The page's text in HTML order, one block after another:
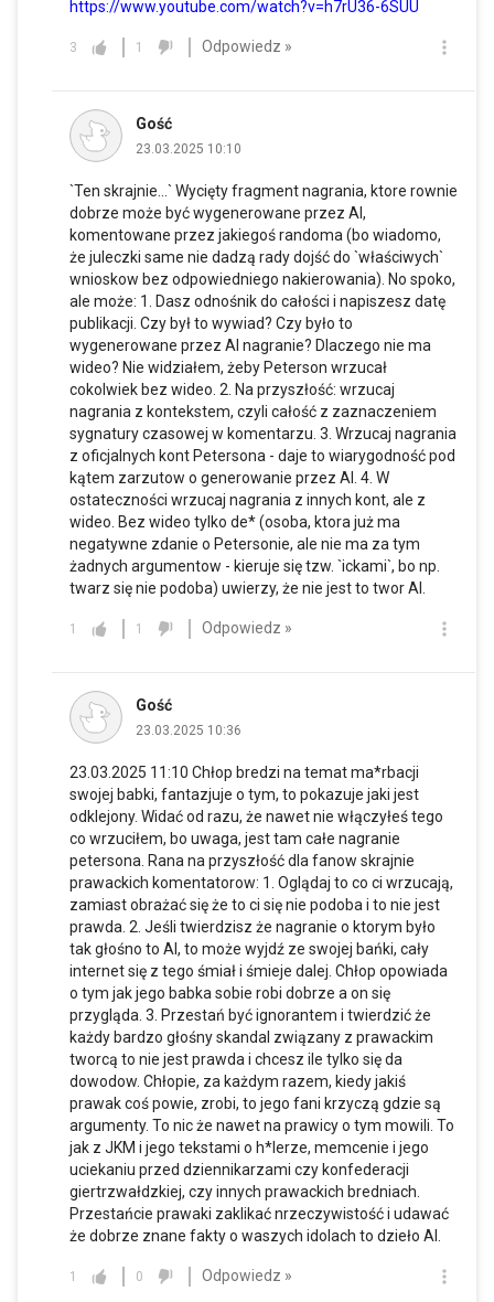
https://www.youtube.com/watch?v=h7rU36-6SUU
3 1 Odpowiedz »
Gość
23.03.2025 10:10
`Ten skrajnie...` Wycięty fragment nagrania, ktore rownie
dobrze może być wygenerowane przez AI,
komentowane przez jakiegoś randoma (bo wiadomo,
że juleczki same nie dadzą rady dojść do `właściwych`
wnioskow bez odpowiedniego nakierowania). No spoko,
ale może: 1. Dasz odnośnik do całości i napiszesz datę
publikacji. Czy był to wywiad? Czy było to
wygenerowane przez AI nagranie? Dlaczego nie ma
wideo? Nie widziałem, żeby Peterson wrzucał
cokolwiek bez wideo. 2. Na przyszłość: wrzucaj
nagrania z kontekstem, czyli całość z zaznaczeniem
sygnatury czasowej w komentarzu. 3. Wrzucaj nagrania
z oficjalnych kont Petersona - daje to wiarygodność pod
kątem zarzutow o generowanie przez AI. 4. W
ostateczności wrzucaj nagrania z innych kont, ale z
wideo. Bez wideo tylko de* (osoba, ktora już ma
negatywne zdanie o Petersonie, ale nie ma za tym
żadnych argumentow - kieruje się tzw. `ickami`, bo np.
twarz się nie podoba) uwierzy, że nie jest to twor AI.
1 1 Odpowiedz »
Gość
23.03.2025 10:36
23.03.2025 11:10 Chłop bredzi na temat ma*rbacji
swojej babki, fantazjuje o tym, to pokazuje jaki jest
odklejony. Widać od razu, że nawet nie włączyłeś tego
co wrzuciłem, bo uwaga, jest tam całe nagranie
petersona. Rana na przyszłość dla fanow skrajnie
prawackich komentatorow: 1. Oglądaj to co ci wrzucają,
zamiast obrażać się że to ci się nie podoba i to nie jest
prawda. 2. Jeśli twierdzisz że nagranie o ktorym było
tak głośno to AI, to może wyjdź ze swojej bańki, cały
internet się z tego śmiał i śmieje dalej. Chłop opowiada
o tym jak jego babka sobie robi dobrze a on się
przygląda. 3. Przestań być ignorantem i twierdzić że
każdy bardzo głośny skandal związany z prawackim
tworcą to nie jest prawda i chcesz ile tylko się da
dowodow. Chłopie, za każdym razem, kiedy jakiś
prawak coś powie, zrobi, to jego fani krzyczą gdzie są
argumenty. To nic że nawet na prawicy o tym mowili. To
jak z JKM i jego tekstami o h*lerze, memcenie i jego
uciekaniu przed dziennikarzami czy konfederacji
giertrzwałdzkiej, czy innych prawackich bredniach.
Przestańcie prawaki zaklikać nrzeczywistość i udawać
że dobrze znane fakty o waszych idolach to dzieło AI.
1 0 Odpowiedz »